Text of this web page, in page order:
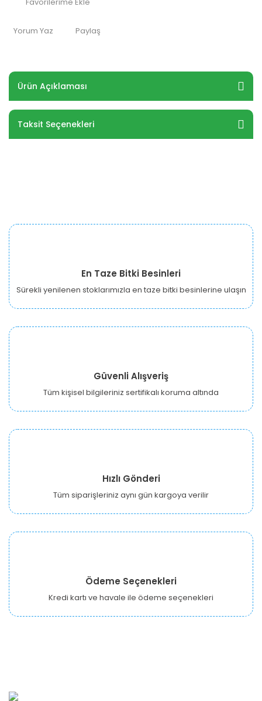
Yorum Yaz Paylaş
Ürün Açıklaması
Taksit Seçenekleri
En Taze Bitki Besinleri
Sürekli yenilenen stoklarımızla en taze bitki besinlerine ulaşın
Güvenli Alışveriş
Tüm kişisel bilgileriniz sertifikalı koruma altında
Hızlı Gönderi
Tüm siparişleriniz aynı gün kargoya verilir
Ödeme Seçenekleri
Kredi kartı ve havale ile ödeme seçenekleri